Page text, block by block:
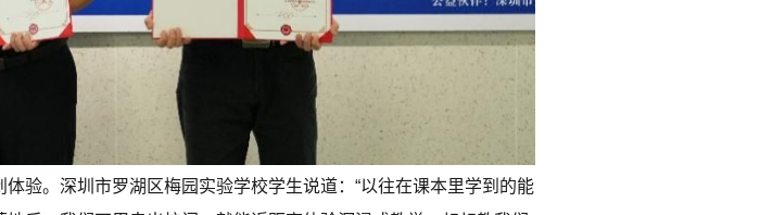
验。深圳市罗湖区梅园实验学校学生说道：“以往在课本里学到的能